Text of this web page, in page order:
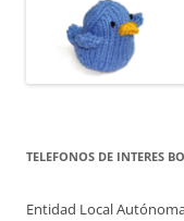
TELEFONOS DE INTERES
Entidad Local